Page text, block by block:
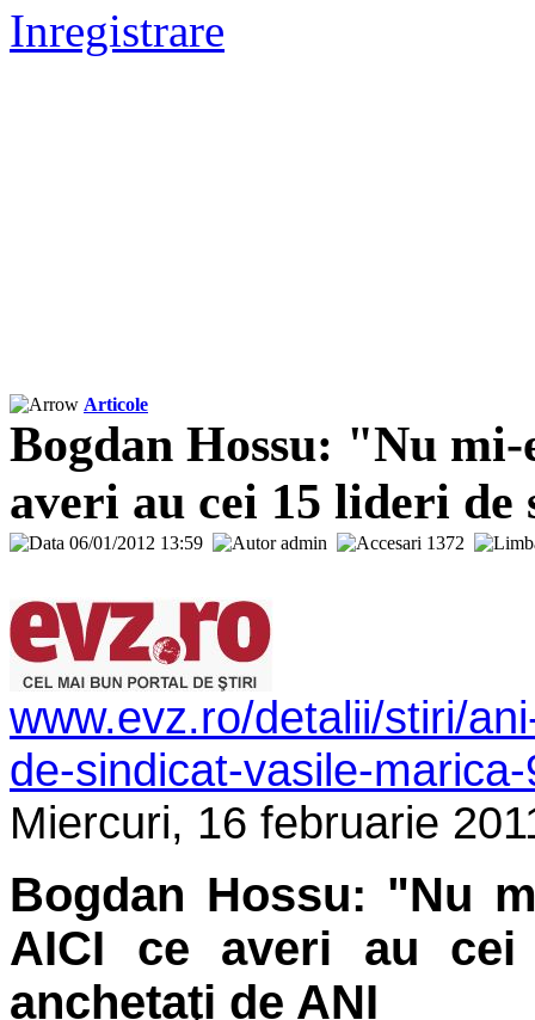
Inregistrare
Articole
Bogdan Hossu: "Nu
averi au cei 15 lideri
06/01/2012 13:59 admin 1372
www.evz.ro/detalii/stiri/
de-sindicat-vasile-
Miercuri, 16 februarie
Bogdan Hossu: "Nu
AICI ce averi au
anchetaţi de ANI